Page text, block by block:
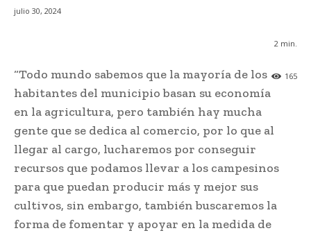
julio 30, 2024
2 min.
165
“Todo mundo sabemos que la mayoría de los
habitantes del municipio basan su economía
en la agricultura, pero también hay mucha
gente que se dedica al comercio, por lo que al
llegar al cargo, lucharemos por conseguir
recursos que podamos llevar a los campesinos
para que puedan producir más y mejor sus
cultivos, sin embargo, también buscaremos la
forma de fomentar y apoyar en la medida de